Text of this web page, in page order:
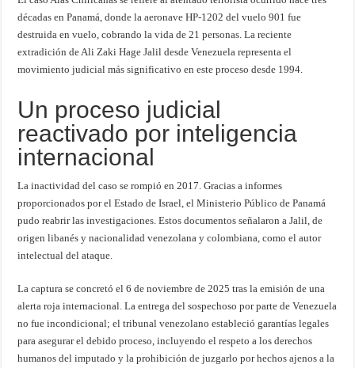
décadas en Panamá, donde la aeronave HP-1202 del vuelo 901 fue
destruida en vuelo, cobrando la vida de 21 personas. La reciente
extradición de Ali Zaki Hage Jalil desde Venezuela representa el
movimiento judicial más significativo en este proceso desde 1994.
Un proceso judicial
reactivado por inteligencia
internacional
La inactividad del caso se rompió en 2017. Gracias a informes
proporcionados por el Estado de Israel, el Ministerio Público de Panamá
pudo reabrir las investigaciones. Estos documentos señalaron a Jalil, de
origen libanés y nacionalidad venezolana y colombiana, como el autor
intelectual del ataque.
La captura se concretó el 6 de noviembre de 2025 tras la emisión de una
alerta roja internacional. La entrega del sospechoso por parte de Venezuela
no fue incondicional; el tribunal venezolano estableció garantías legales
para asegurar el debido proceso, incluyendo el respeto a los derechos
humanos del imputado y la prohibición de juzgarlo por hechos ajenos a la